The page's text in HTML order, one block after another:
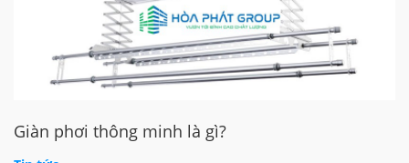
Giàn phơi thông minh là gì?